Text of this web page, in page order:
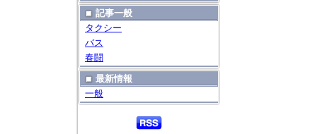
記事一般
タクシー
バス
春闘
最新情報
一般